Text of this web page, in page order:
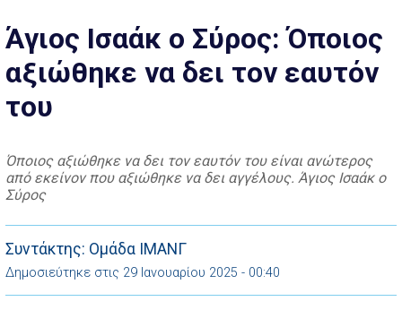
ΒΙΝΤΕΟ
ΑΡΘΡΟΓΡΑΦΙΑ
ΕΠΙΚΟΙΝΩΝΙΑ
Άγιος Ισαάκ ο Σύρος: Όποιος
αξιώθηκε να δει τον εαυτόν
του
Όποιος αξιώθηκε να δει τον εαυτόν του είναι ανώτερος
από εκείνον που αξιώθηκε να δει αγγέλους. Άγιος Ισαάκ ο
Σύρος
Συντάκτης: Ομάδα ΙΜΑΝΓ
Δημοσιεύτηκε στις 29 Ιανουαρίου 2025 - 00:40